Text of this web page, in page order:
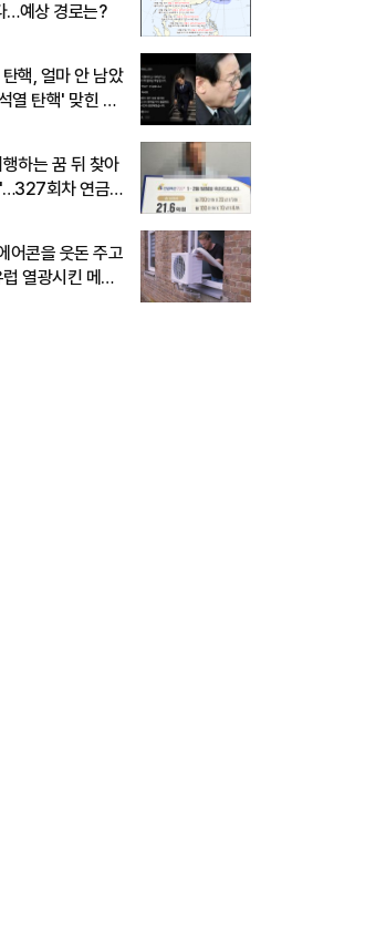
…예상 경로는?
핵, 얼마 안 남았
열 탄핵' 맞힌 무
하는 꿈 뒤 찾아
회차 연금
어콘을 웃돈 주고
열광시킨 메이